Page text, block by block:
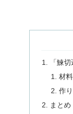
「鰊
材
作
まとめ